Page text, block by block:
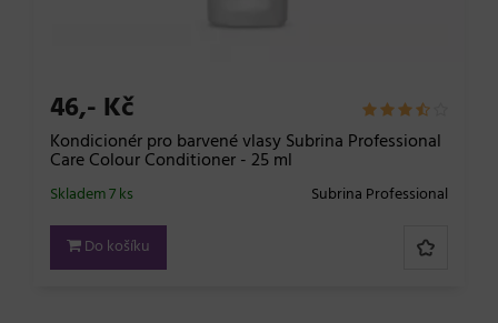
46,- Kč
Kondicionér pro barvené vlasy Subrina Professional
Care Colour Conditioner - 25 ml
Subrina Professional
Skladem 7 ks
Do košíku